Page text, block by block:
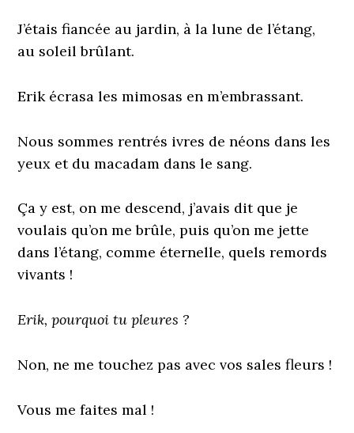
J’étais fiancée au jardin, à la lune de l’étang,
au soleil brûlant.
Erik écrasa les mimosas en m’embrassant.
Nous sommes rentrés ivres de néons dans les
yeux et du macadam dans le sang.
Ça y est, on me descend, j’avais dit que je
voulais qu’on me brûle, puis qu’on me jette
dans l’étang, comme éternelle, quels remords
vivants !
Erik, pourquoi tu pleures ?
Non, ne me touchez pas avec vos sales fleurs !
Vous me faites mal !